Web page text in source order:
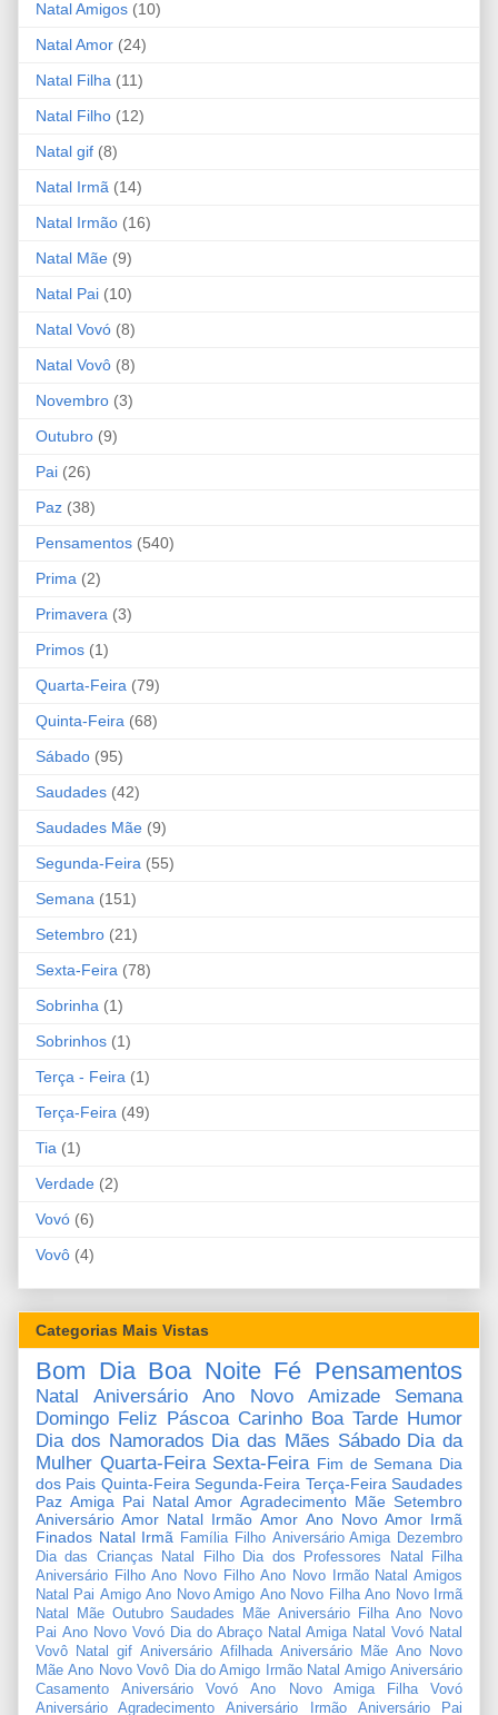
Natal Amigos (10)
Natal Amor (24)
Natal Filha (11)
Natal Filho (12)
Natal gif (8)
Natal Irmã (14)
Natal Irmão (16)
Natal Mãe (9)
Natal Pai (10)
Natal Vovó (8)
Natal Vovô (8)
Novembro (3)
Outubro (9)
Pai (26)
Paz (38)
Pensamentos (540)
Prima (2)
Primavera (3)
Primos (1)
Quarta-Feira (79)
Quinta-Feira (68)
Sábado (95)
Saudades (42)
Saudades Mãe (9)
Segunda-Feira (55)
Semana (151)
Setembro (21)
Sexta-Feira (78)
Sobrinha (1)
Sobrinhos (1)
Terça - Feira (1)
Terça-Feira (49)
Tia (1)
Verdade (2)
Vovó (6)
Vovô (4)
Categorias Mais Vistas
Bom Dia Boa Noite Fé Pensamentos
Natal Aniversário Ano Novo Amizade
Semana
Domingo Feliz Páscoa Carinho Boa Tarde Humor
Dia dos Namorados Dia das Mães Sábado Dia da
Mulher Quarta-Feira Sexta-Feira Fim de Semana Dia
dos Pais Quinta-Feira Segunda-Feira Terça-Feira Saudades
Paz Amiga Pai Natal Amor Agradecimento Mãe Setembro
Aniversário Amor Natal Irmão Amor Ano Novo Amor Irmã
Finados Natal Irmã Família Filho Aniversário Amiga Dezembro
Dia das Crianças
Natal Filho Dia dos Professores
Natal Filha
Aniversário Filho Ano Novo Filho Ano Novo Irmão Natal Amigos
Natal Pai Amigo Ano Novo Amigo Ano Novo Filha Ano Novo Irmã
Natal Mãe Outubro Saudades Mãe Aniversário Filha Ano Novo
Pai Ano Novo Vovó Dia do Abraço Natal Amiga Natal Vovó Natal
Vovô
Natal gif Aniversário Afilhada Aniversário Mãe Ano Novo
Mãe Ano Novo Vovô Dia do Amigo Irmão Natal Amigo Aniversário
Casamento
Aniversário Vovó Ano Novo Amiga Filha
Vovó
Aniversário Agradecimento
Aniversário Irmão Aniversário Pai